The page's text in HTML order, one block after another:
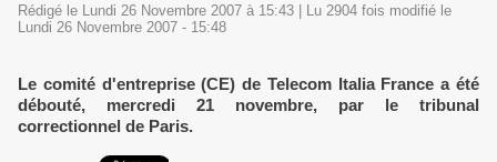
Rédigé le Lundi 26 Novembre 2007 à 15:43 | Lu 2904 fois modifié le
Lundi 26 Novembre 2007 - 15:48
Le comité d'entreprise (CE) de Telecom Italia France a été
débouté, mercredi 21 novembre, par le tribunal
correctionnel de Paris.